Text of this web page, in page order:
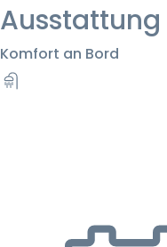
Ausstattung
Komfort an Bord